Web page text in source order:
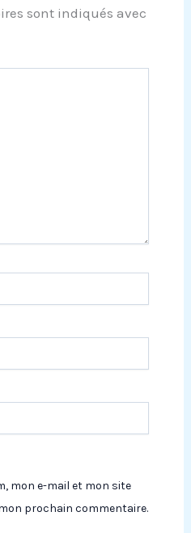
sont indiqués avec
mon e-mail et mon site
prochain commentaire.